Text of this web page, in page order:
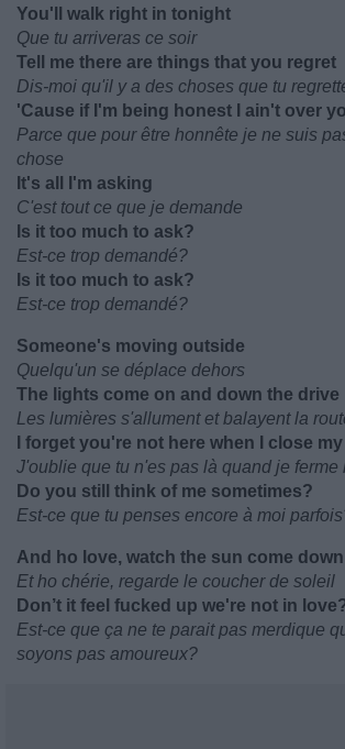
You'll walk right in tonight
Que tu arriveras ce soir
Tell me there are things that you regret
Dis-moi qu'il y a des choses que tu
'Cause if I'm being honest I ain't over
Parce que pour être honnête je ne suis
chose
It's all I'm asking
C'est tout ce que je demande
Is it too much to ask?
Est-ce trop demandé?
Is it too much to ask?
Est-ce trop demandé?
Someone's moving outside
Quelqu'un se déplace dehors
The lights come on and down the drive
Les lumières s'allument et balayent la
I forget you're not here when I close
J'oublie que tu n'es pas là quand je ferme
Do you still think of me sometimes?
Est-ce que tu penses encore à moi
And ho love, watch the sun come down
Et ho chérie, regarde le coucher de soleil
Don’t it feel fucked up we're not in
Est-ce que ça ne te parait pas merdique
soyons pas amoureux?